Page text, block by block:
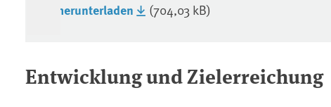
Bild herunterladen (704,03 kB)
Entwicklung und Zielerreichung